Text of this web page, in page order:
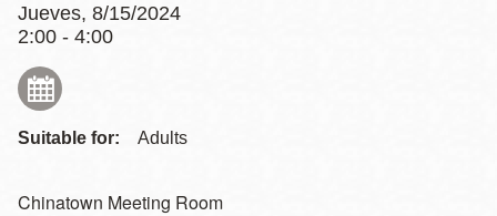
Jueves, 8/15/2024
2:00 - 4:00
Suitable for: Adults
Chinatown Meeting Room